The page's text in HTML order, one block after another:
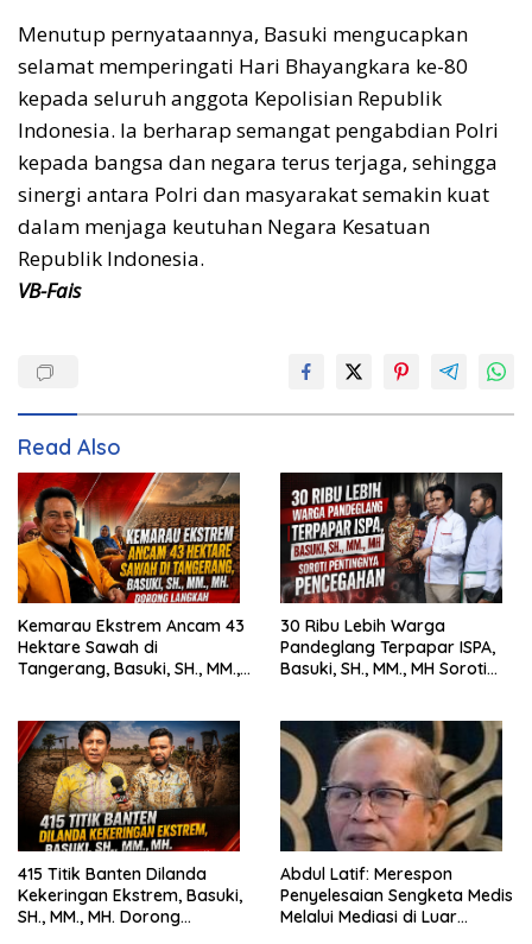
Menutup pernyataannya, Basuki mengucapkan
selamat memperingati Hari Bhayangkara ke-80
kepada seluruh anggota Kepolisian Republik
Indonesia. Ia berharap semangat pengabdian Polri
kepada bangsa dan negara terus terjaga, sehingga
sinergi antara Polri dan masyarakat semakin kuat
dalam menjaga keutuhan Negara Kesatuan
Republik Indonesia.
VB-Fais
Read Also
Kemarau Ekstrem Ancam 43
Hektare Sawah di
Tangerang, Basuki, SH., MM.,
30 Ribu Lebih Warga
Pandeglang Terpapar ISPA,
Basuki, SH., MM., MH Soroti
415 Titik Banten Dilanda
Kekeringan Ekstrem, Basuki,
SH., MM., MH. Dorong
Abdul Latif: Merespon
Penyelesaian Sengketa Medis
Melalui Mediasi di Luar